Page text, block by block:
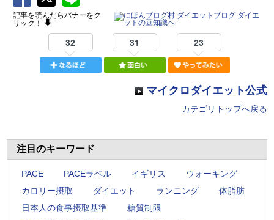
記事を読んだらバナーをク
リック！
32 31 23
マイクロダイエット公式
カテゴリトップへ戻る
注目のキーワード
PACE PACEラベル イギリス
ウォーキング
カロリー摂取
ダイエット ランニング
体脂肪
日本人の食事摂取基準
糖質制限